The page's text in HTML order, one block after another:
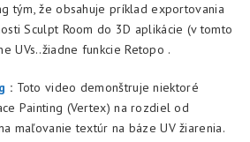
tým, že obsahuje príklad exportovania
Sculpt Room do 3D aplikácie (v tomto
UVs..žiadne funkcie Retopo .
: Toto video demonštruje niektoré
Painting (Vertex) na rozdiel od
maľovanie textúr na báze UV žiarenia.